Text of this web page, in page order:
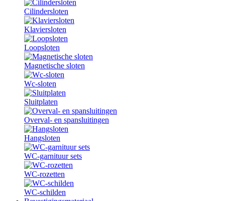
Cilindersloten
Klaviersloten
Loopsloten
Magnetische sloten
Wc-sloten
Sluitplaten
Overval- en spansluitingen
Hangsloten
WC-garnituur sets
WC-rozetten
WC-schilden